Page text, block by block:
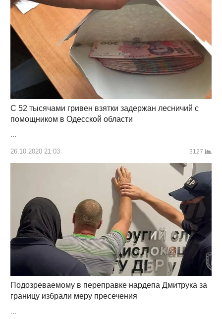
С 52 тысячами гривен взятки задержан лесничий с
помощником в Одесской области
26.10.2020 21:03 3127
Подозреваемому в переправке нардепа Дмитрука за
границу избрали меру пресечения
…